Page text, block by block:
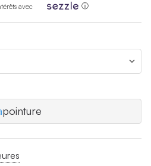
érêts avec ⓘ
pointure